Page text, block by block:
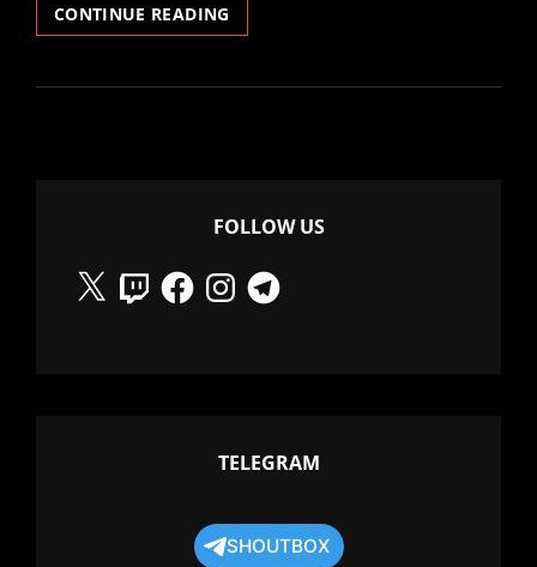
CONTINUE READING
FOLLOW US
X
TwitchFacebookInstagramTelegram
TELEGRAM
SHOUTBOX